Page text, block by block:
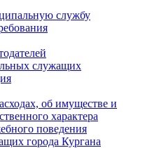
службу
служащих
об имуществе и
характера
поведения
города Кургана